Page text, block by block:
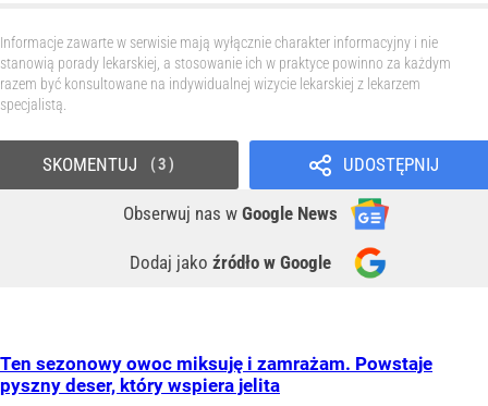
Informacje zawarte w serwisie mają wyłącznie charakter informacyjny i nie
stanowią porady lekarskiej, a stosowanie ich w praktyce powinno za każdym
razem być konsultowane na indywidualnej wizycie lekarskiej z lekarzem
specjalistą.
UDOSTĘPNIJ
Obserwuj nas w Google News
Dodaj jako źródło w Google
SKOMENTUJ 3
Ten sezonowy owoc miksuję i zamrażam. Powstaje
pyszny deser, który wspiera jelita